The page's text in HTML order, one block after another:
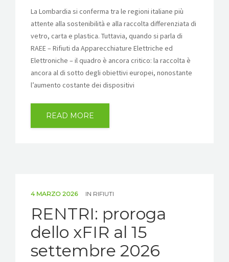
La Lombardia si conferma tra le regioni italiane più
attente alla sostenibilità e alla raccolta differenziata di
vetro, carta e plastica. Tuttavia, quando si parla di
RAEE – Rifiuti da Apparecchiature Elettriche ed
Elettroniche – il quadro è ancora critico: la raccolta è
ancora al di sotto degli obiettivi europei, nonostante
l’aumento costante dei dispositivi
READ MORE
4 MARZO 2026 IN RIFIUTI
RENTRI: proroga
dello xFIR al 15
settembre 2026